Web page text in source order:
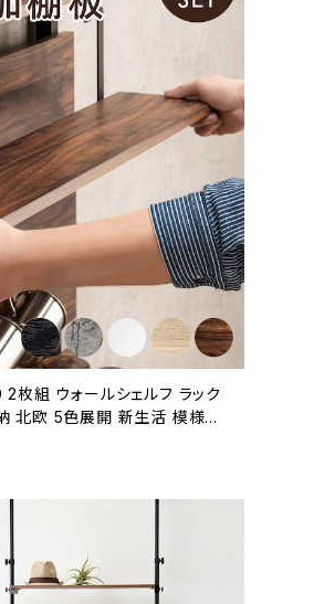
枚組 ウォールシェルフ ラック
北欧 5色展開 新生活 模様替